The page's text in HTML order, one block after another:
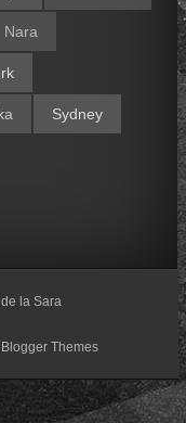
Nara
Sydney
la Sara
Blogger Themes